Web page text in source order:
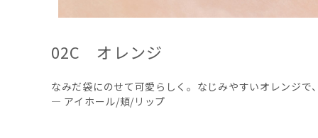
02C オレンジ
なみだ袋にのせて可愛らしく。なじみやすいオレンジで
― アイホール/頬/リップ